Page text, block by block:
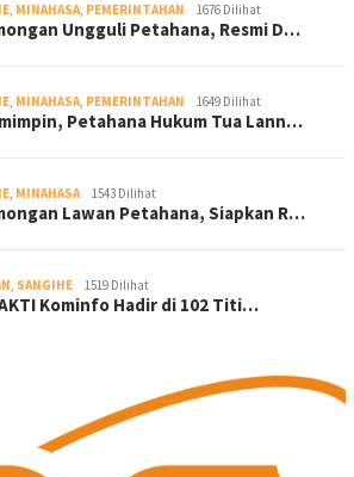
, MINAHASA, PEMERINTAHAN 1676 Dilihat
Ungguli Petahana, Resmi D…
, MINAHASA, PEMERINTAHAN 1649 Dilihat
Petahana Hukum Tua Lann…
, MINAHASA 1543 Dilihat
Lawan Petahana, Siapkan R…
, SANGIHE 1519 Dilihat
Kominfo Hadir di 102 Titi…